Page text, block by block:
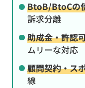
BtoB/BtoCの
訴求分離
助成金・許認
ムリーな対応
顧問契約・ス
線